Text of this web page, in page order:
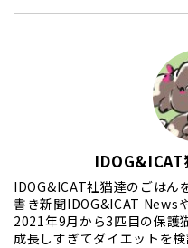
IDOG&ICAT社猫達のごはん
書き新聞IDOG&ICAT News
2021年9月から3匹目の保護
成長しすぎてダイエットを